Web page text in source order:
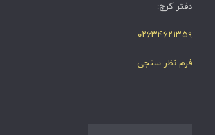
دفتر کرج:
۰۲۶۳۴۶۲۱۳۵۹
فرم نظر سنجی